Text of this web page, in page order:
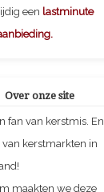
een lastminute
Over onze site
fan van kerstmis. En
van kerstmarkten in
maakten we deze